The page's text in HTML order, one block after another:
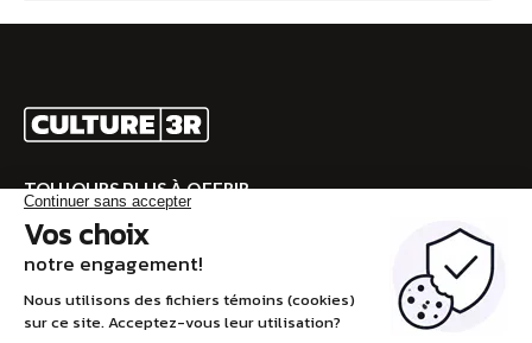
TOUJOURS PLUS À OFFRIR
Rendez-vous sur CULTURE 3R pour la programmation
complète!
VISITEZ CULTURE 3R